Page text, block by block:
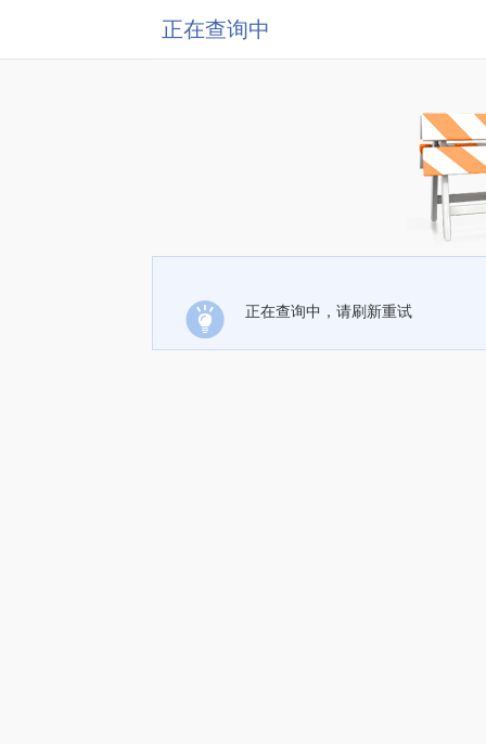
正在查询中
正在查询中，请刷新重试